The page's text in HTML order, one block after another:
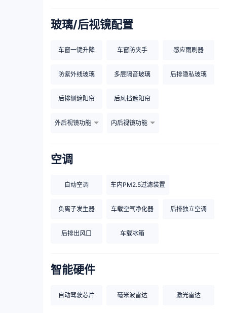
玻璃/后视镜配置
车窗一键升降 车窗防夹手 感应雨刷器
防紫外线玻璃 多层隔音玻璃 后排隐私玻璃
后排侧遮阳帘 后风挡遮阳帘
外后视镜功能 内后视镜功能
空调
自动空调 车内PM2.5过滤装置
负离子发生器 车载空气净化器 后排独立空调
后排出风口 车载冰箱
智能硬件
自动驾驶芯片 毫米波雷达 激光雷达